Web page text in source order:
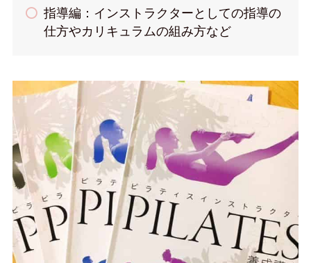
指導編：インストラクターとしての指導の
仕方やカリキュラムの組み方など